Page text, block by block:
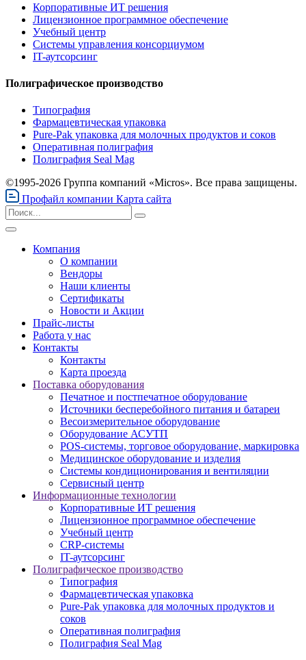
Корпоративные ИТ решения
Лицензионное программное обеспечение
Учебный центр
Системы управления консорциумом
IT-аутсорсинг
Полиграфическое производство
Типография
Фармацевтическая упаковка
Pure-Pak упаковка для молочных продуктов и соков
Оперативная полиграфия
Полиграфия Seal Mag
©1995-2026 Группа компаний «Micros». Все права защищены.
Профайл компании Карта сайта
Компания
О компании
Вендоры
Наши клиенты
Сертификаты
Новости и Акции
Прайс-листы
Работа у нас
Контакты
Контакты
Карта проезда
Поставка оборудования
Печатное и постпечатное оборудование
Источники бесперебойного питания и батареи
Весоизмерительное оборудование
Оборудование АСУТП
POS-системы, торговое оборудование, маркировка
Медицинское оборудование и изделия
Системы кондиционирования и вентиляции
Сервисный центр
Информационные технологии
Корпоративные ИТ решения
Лицензионное программное обеспечение
Учебный центр
CRP-системы
IT-аутсорсинг
Полиграфическое производство
Типография
Фармацевтическая упаковка
Pure-Pak упаковка для молочных продуктов и
соков
Оперативная полиграфия
Полиграфия Seal Mag